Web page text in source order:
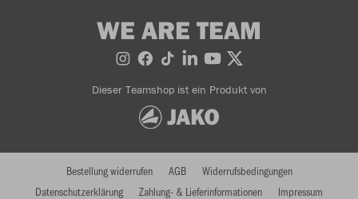
WE ARE TEAM
Dieser Teamshop ist ein Produkt von
Bestellung widerrufen AGB
Widerrufsbedingungen
Datenschutzerklärung
Zahlung- & Lieferinformationen Impressum